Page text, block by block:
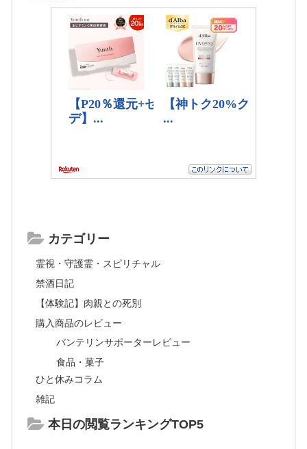
カテゴリー
霊視・守護霊・スピリチャル
禁酒日記
【体験記】肉親との死別
購入商品のレビュー
バンテリンサポーターレビュー
食品・菓子
ひと休みコラム
雑記
本日の閲覧ランキングTOP5